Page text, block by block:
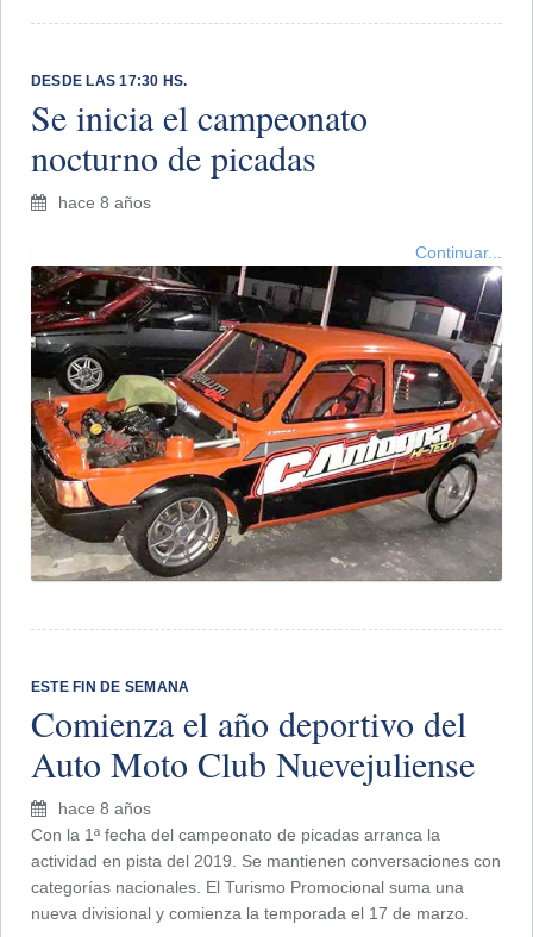
DESDE LAS 17:30 HS.
Se inicia el campeonato
nocturno de picadas
hace 8 años
Continuar...
ESTE FIN DE SEMANA
Comienza el año deportivo del
Auto Moto Club Nuevejuliense
hace 8 años
Con la 1ª fecha del campeonato de picadas arranca la
actividad en pista del 2019. Se mantienen conversaciones con
categorías nacionales. El Turismo Promocional suma una
nueva divisional y comienza la temporada el 17 de marzo.